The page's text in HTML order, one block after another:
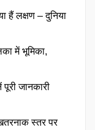
लक्षण – दुनिया
में भूमिका,
जानकारी
स्तर पर